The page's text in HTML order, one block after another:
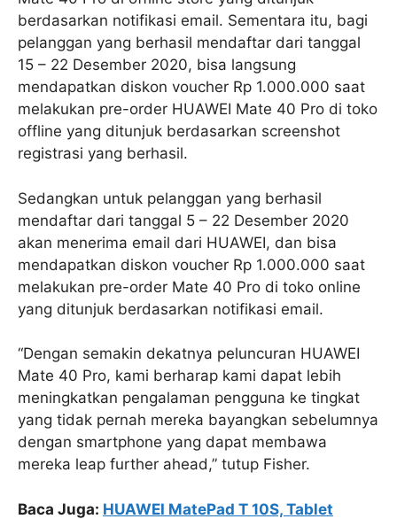
berdasarkan notifikasi email. Sementara itu, bagi
pelanggan yang berhasil mendaftar dari tanggal
15 – 22 Desember 2020, bisa langsung
mendapatkan diskon voucher Rp 1.000.000 saat
melakukan pre-order HUAWEI Mate 40 Pro di toko
offline yang ditunjuk berdasarkan screenshot
registrasi yang berhasil.
Sedangkan untuk pelanggan yang berhasil
mendaftar dari tanggal 5 – 22 Desember 2020
akan menerima email dari HUAWEI, dan bisa
mendapatkan diskon voucher Rp 1.000.000 saat
melakukan pre-order Mate 40 Pro di toko online
yang ditunjuk berdasarkan notifikasi email.
“Dengan semakin dekatnya peluncuran HUAWEI
Mate 40 Pro, kami berharap kami dapat lebih
meningkatkan pengalaman pengguna ke tingkat
yang tidak pernah mereka bayangkan sebelumnya
dengan smartphone yang dapat membawa
mereka leap further ahead,” tutup Fisher.
Baca Juga: HUAWEI MatePad T 10S, Tablet